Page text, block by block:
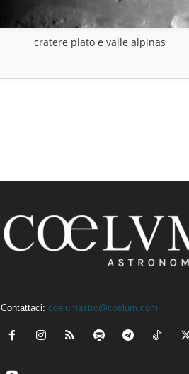
cratere plato e valle alpinas
Contattaci: coelumastro@coelum.com